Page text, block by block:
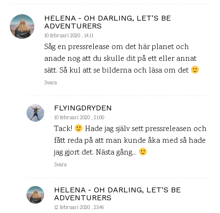
HELENA - OH DARLING, LET'S BE
ADVENTURERS
10 februari 2020 , 14:11
Såg en pressrelease om det här planet och
anade nog att du skulle dit på ett eller annat
sätt. Så kul att se bilderna och läsa om det
Svara
FLYINGDRYDEN
10 februari 2020 , 21:00
Tack!
Hade jag själv sett pressreleasen och
fått reda på att man kunde åka med så hade
jag gjort det. Nästa gång…
Svara
HELENA - OH DARLING, LET'S BE
ADVENTURERS
12 februari 2020 , 23:46